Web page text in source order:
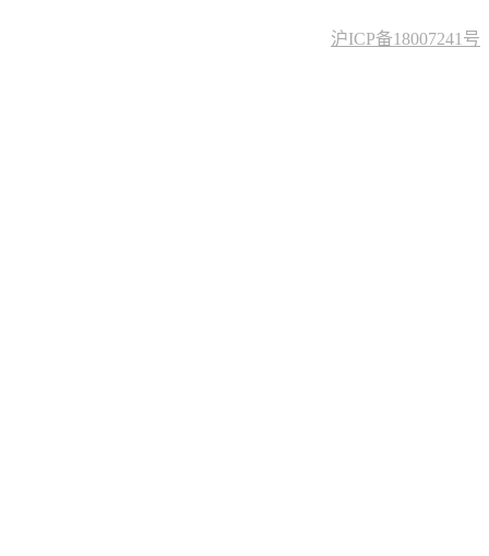
沪ICP备18007241号